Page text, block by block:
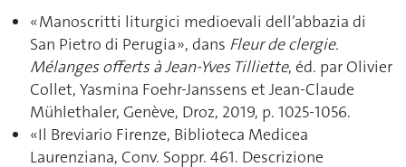
« Manoscritti liturgici medioevali dell’abbazia di
San Pietro di Perugia », dans Fleur de clergie.
Mélanges offerts à Jean-Yves Tilliette, éd. par Olivier
Collet, Yasmina Foehr-Janssens et Jean-Claude
Mühlethaler, Genève, Droz, 2019, p. 1025-1056.
«Il Breviario Firenze, Biblioteca Medicea
Laurenziana, Conv. Soppr. 461. Descrizione